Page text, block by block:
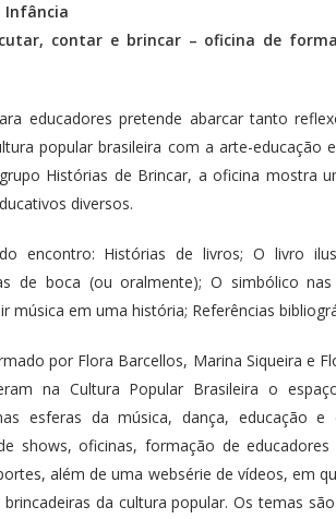
Infância
contar e brincar – oficina de
educadores pretende abarcar tanto
popular brasileira com a arte-educação
Histórias de Brincar, a oficina mostra
diversos.
encontro: Histórias de livros; O livro
de boca (ou oralmente); O simbólico
música em uma história; Referências
por Flora Barcellos, Marina Siqueira e
na Cultura Popular Brasileira o
esferas da música, dança, educação
shows, oficinas, formação de
além de uma websérie de vídeos, em
da cultura popular. Os temas